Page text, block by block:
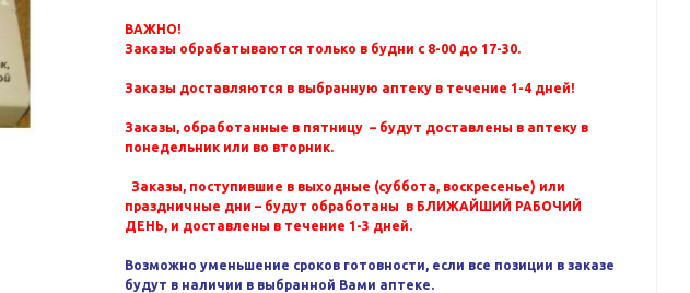
ВАЖНО!
Заказы обрабатываются только в будни с 8-00 до 17-30.
Заказы доставляются в выбранную аптеку в течение 1-4 дней!
Заказы, обработанные в пятницу – будут доставлены в аптеку в
понедельник или во вторник.
Заказы, поступившие в выходные (суббота, воскресенье) или
праздничные дни – будут обработаны в БЛИЖАЙШИЙ РАБОЧИЙ
ДЕНЬ, и доставлены в течение 1-3 дней.
Возможно уменьшение сроков готовности, если все позиции в заказе
будут в наличии в выбранной Вами аптеке.